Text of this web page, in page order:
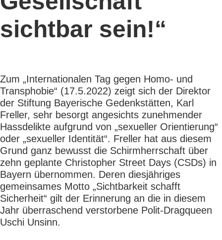
sichtbar sein!“
Zum „Internationalen Tag gegen Homo- und
Transphobie“ (17.5.2022) zeigt sich der Direktor
der Stiftung Bayerische Gedenkstätten, Karl
Freller, sehr besorgt angesichts zunehmender
Hassdelikte aufgrund von „sexueller Orientierung“
oder „sexueller Identität“. Freller hat aus diesem
Grund ganz bewusst die Schirmherrschaft über
zehn geplante Christopher Street Days (CSDs) in
Bayern übernommen. Deren diesjähriges
gemeinsames Motto „Sichtbarkeit schafft
Sicherheit“ gilt der Erinnerung an die in diesem
Jahr überraschend verstorbene Polit-Dragqueen
Uschi Unsinn.